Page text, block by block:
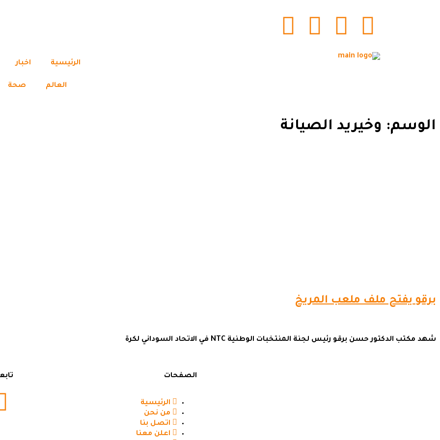
الرئيسية اخبار
العالم صحة
الوسم: وخيريد الصيانة
برقو يفتح ملف ملعب المريخ
شهد مكتب الدكتور حسن برقو رئيس لجنة المنتخبات الوطنية NTC في الاتحاد السوداني لكرة
الصفحات
الرئيسية
من نحن
اتصل بنا
اعلن معنا